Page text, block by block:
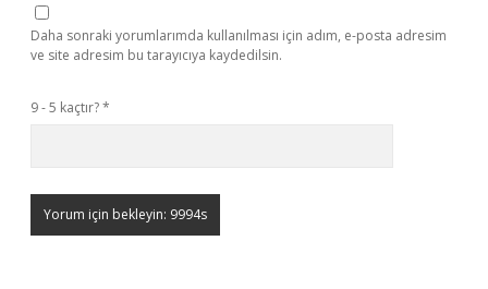
Daha sonraki yorumlarımda kullanılması için adım, e-posta adresim
ve site adresim bu tarayıcıya kaydedilsin.
9 - 5 kaçtır?*